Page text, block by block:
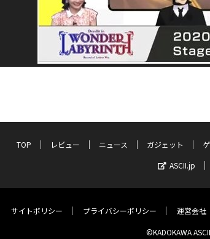
TOP レビュー ニュース ガジェット
ASCII.jp
サイトポリシー プライバシーポリシー 運営会社
©KADOKAWA